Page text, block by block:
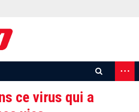
...
ce virus qui a